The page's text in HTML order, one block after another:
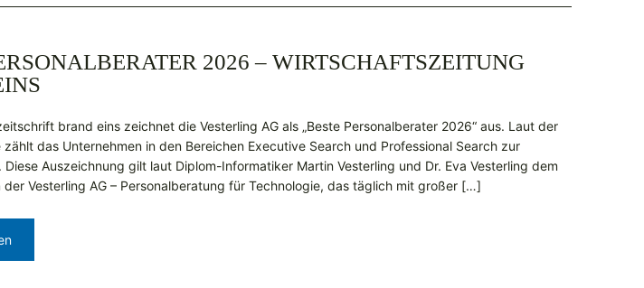
2026 – WIRTSCHAFTSZEITUNG
brand eins zeichnet die Vesterling AG als „Beste Personalberater 2026“ aus. Laut der
das Unternehmen in den Bereichen Executive Search und Professional Search zur
Diese Auszeichnung gilt laut Diplom-Informatiker Martin Vesterling und Dr. Eva Vesterling dem
der Vesterling AG – Personalberatung für Technologie, das täglich mit großer […]